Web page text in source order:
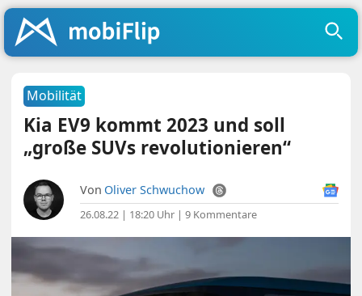
Mobilität
Kia EV9 kommt 2023 und soll
„große SUVs revolutionieren“
Von Oliver Schwuchow
26.08.22 | 18:20 Uhr |9 Kommentare